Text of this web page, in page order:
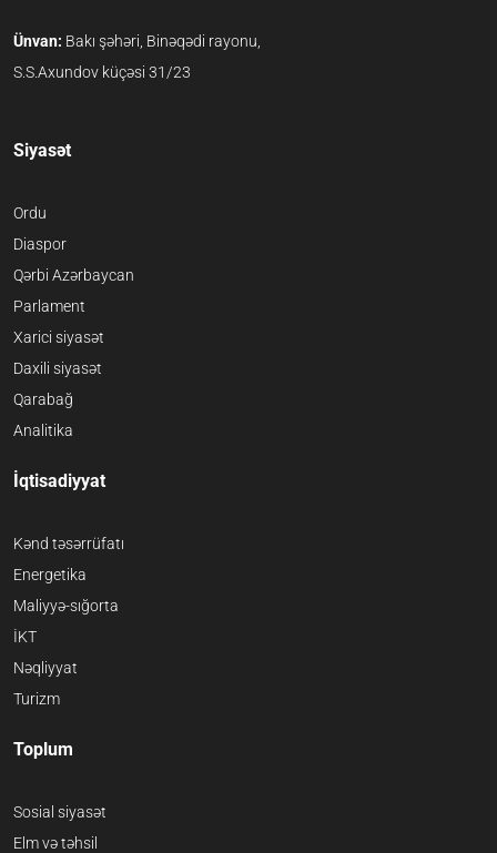
Ünvan: Bakı şəhəri, Binəqədi rayonu,
S.S.Axundov küçəsi 31/23
Siyasət
Ordu
Diaspor
Qərbi Azərbaycan
Parlament
Xarici siyasət
Daxili siyasət
Qarabağ
Analitika
İqtisadiyyat
Kənd təsərrüfatı
Energetika
Maliyyə-sığorta
İKT
Nəqliyyat
Turizm
Toplum
Sosial siyasət
Elm və təhsil